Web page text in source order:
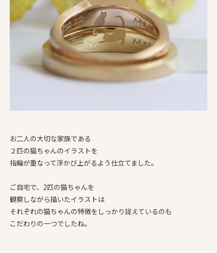
お二人の大切な家族である
２匹の猫ちゃんのイラストを
指輪が重なって浮かび上がるよう仕立てました。
ご自宅で、2匹の猫ちゃんを
観察しながら描いたイラストは
それぞれの猫ちゃんの特徴をしっかり捉えているのも
こだわりの一つでしたね。